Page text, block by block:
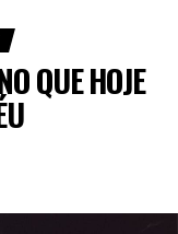
QUE HOJE